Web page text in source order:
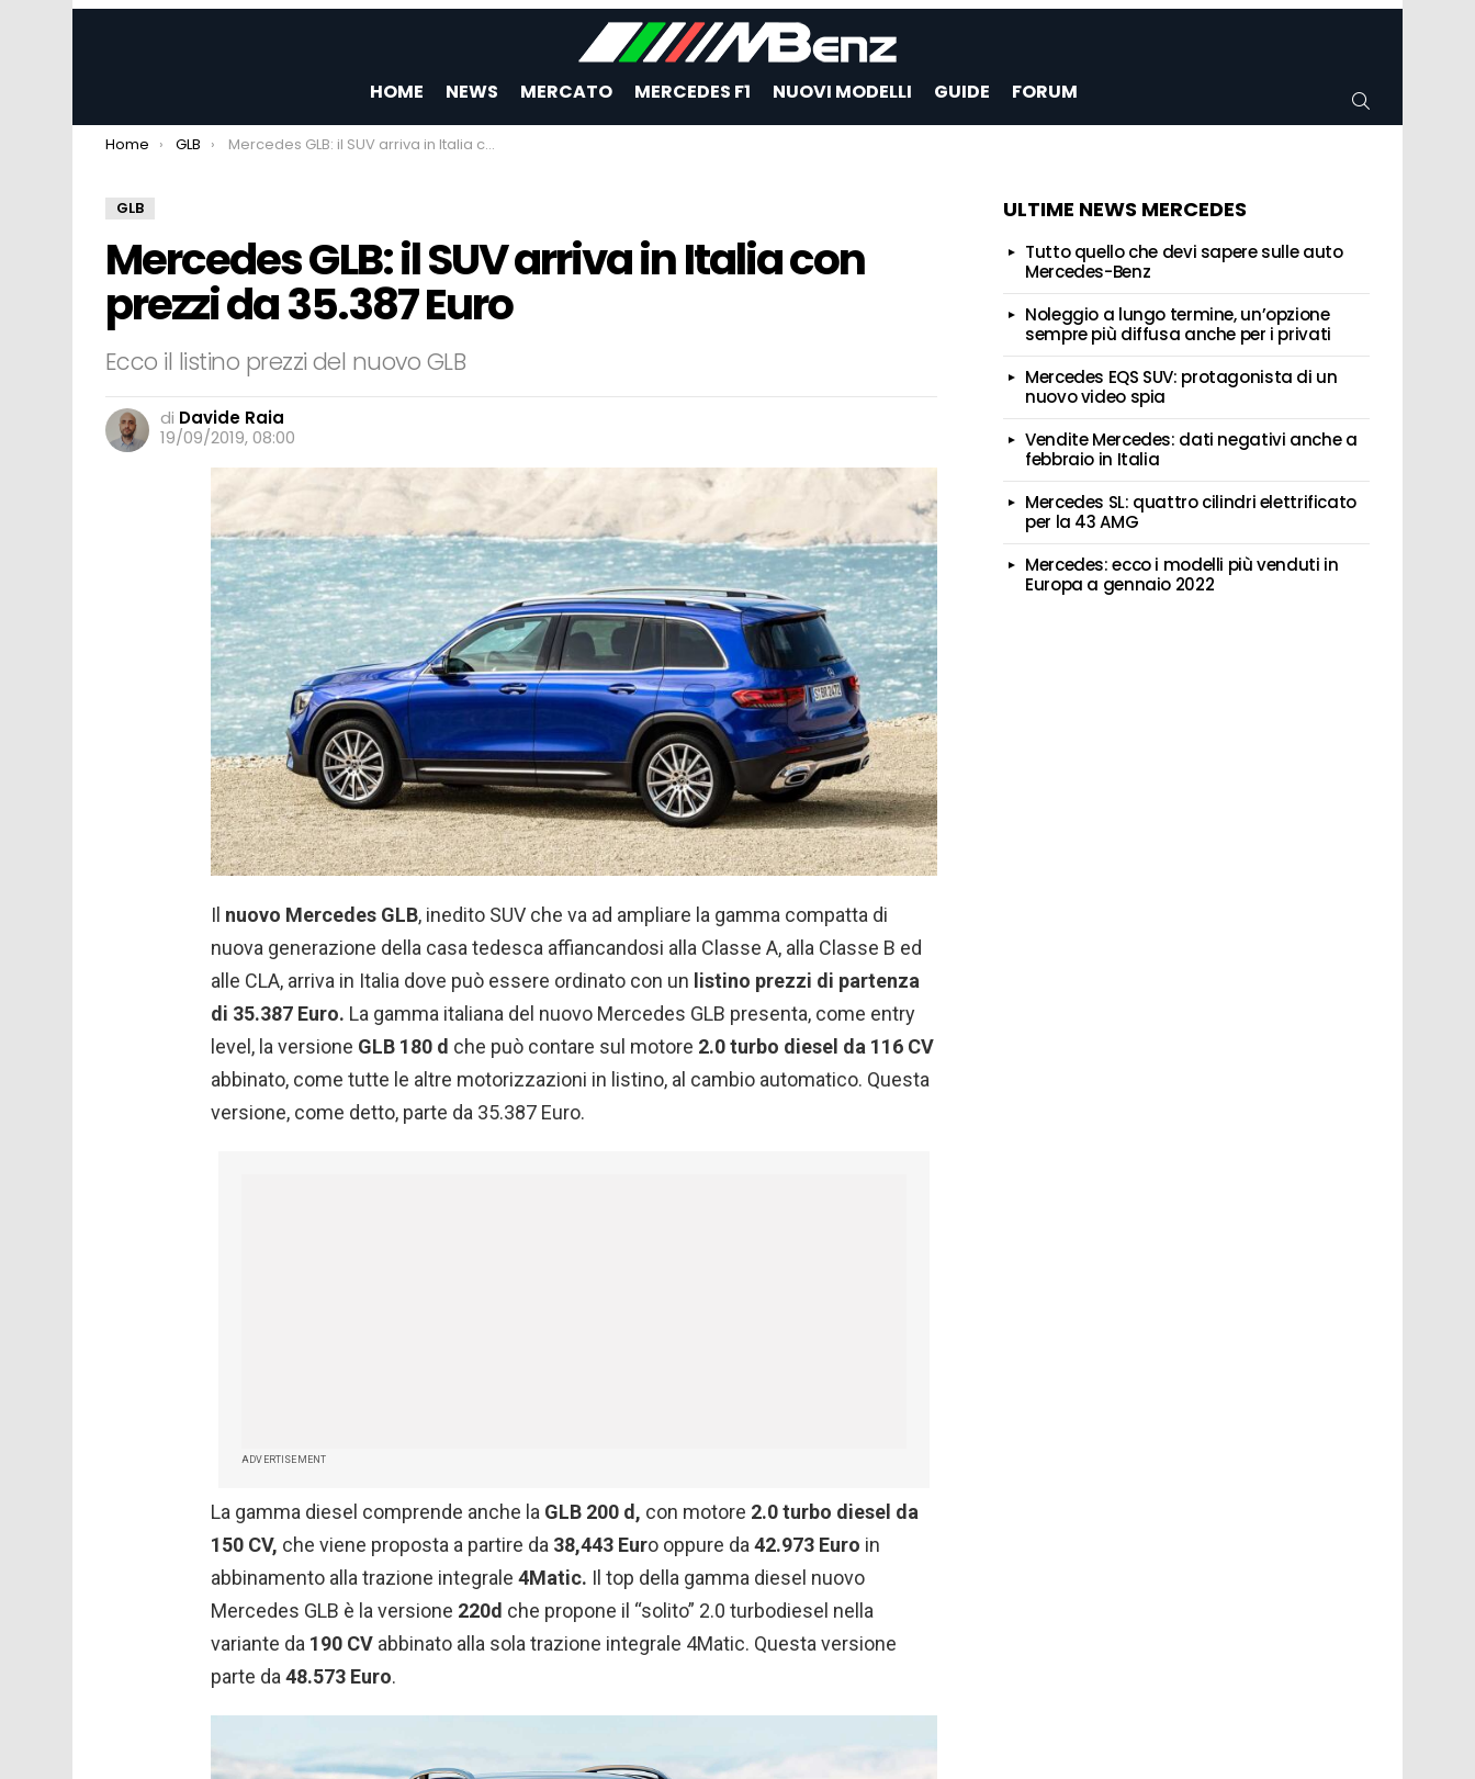
HOME NEWS MERCATO MERCEDES F1 NUOVI MODELLI GUIDE FORUM
You are here:
Home GLB Mercedes GLB: il SUV arriva in Italia con prezzi da 35.387 Euro
GLB
Mercedes GLB: il SUV arriva in Italia con
prezzi da 35.387 Euro
Ecco il listino prezzi del nuovo GLB
di Davide Raia
19/09/2019, 08:00
Il nuovo Mercedes GLB, inedito SUV che va ad ampliare la gamma compatta di
nuova generazione della casa tedesca affiancandosi alla Classe A, alla Classe B ed
alle CLA, arriva in Italia dove può essere ordinato con un listino prezzi di partenza
di 35.387 Euro. La gamma italiana del nuovo Mercedes GLB presenta, come entry
level, la versione GLB 180 d che può contare sul motore 2.0 turbo diesel da 116 CV
abbinato, come tutte le altre motorizzazioni in listino, al cambio automatico. Questa
versione, come detto, parte da 35.387 Euro.
ADVERTISEMENT
La gamma diesel comprende anche la GLB 200 d, con motore 2.0 turbo diesel da
150 CV, che viene proposta a partire da 38,443 Euro oppure da42.973 Euro in
abbinamento alla trazione integrale 4Matic. Il top della gamma diesel nuovo
Mercedes GLB è la versione 220d che propone il “solito” 2.0 turbodiesel nella
variante da 190 CV abbinato alla sola trazione integrale 4Matic. Questa versione
parte da48.573 Euro.
ULTIME NEWS MERCEDES
Tutto quello che devi sapere sulle auto
Mercedes-Benz
Noleggio a lungo termine, un’opzione
sempre più diffusa anche per i privati
Mercedes EQS SUV: protagonista di un
nuovo video spia
Vendite Mercedes: dati negativi anche a
febbraio in Italia
Mercedes SL: quattro cilindri elettrificato
per la 43 AMG
Mercedes: ecco i modelli più venduti in
Europa a gennaio 2022